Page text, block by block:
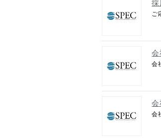
採
ご
会
会
会
会